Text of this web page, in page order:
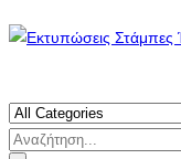
Search